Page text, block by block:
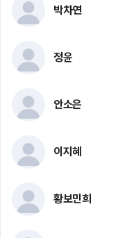
박차연
정윤
안소은
이지혜
황보민희